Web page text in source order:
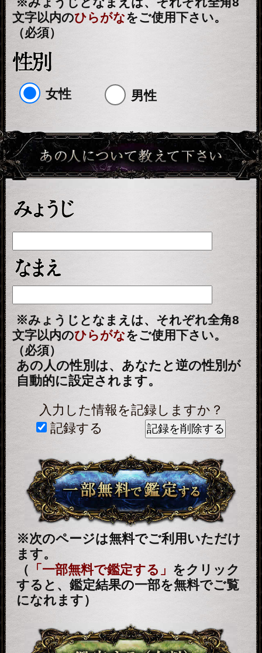
※ご購入時に会員IDでログイン済みの
場合に、会員価格が適用されます。
占う前に内容のご確認をお願いしま
ご購入いただくと、サービス・コンテ
ンツの利用料金が発生します。
■一部無料で結果を見る場合■
「一部無料で鑑定する」をクリックす
■最初から有料で結果を見る場合■
「鑑定する（有料）」をクリックする
と、最初から鑑定結果のすべてをご覧
になれます。
テレシスネットワーク株式会社は、
ご入力いただいた情報を、占いサー
ビスを提供するためにのみ使用し、
の際は、当社「個人情報保護方針
（外部サイト）」に同意の上、必要
事項をご入力ください。
動作環境
この占い番組は、次の環境でご利用
ください。
＜OS＞
Android 5.0以降
iOS 10.0以降
OSに標準搭載されているブラウ
ザ。
※JavaScriptの設定をオンにしてご
利用ください。
トップページに戻る
新着リリースコンテンツ
インスピレーション｜運命好転/悲
願叶/瞬間霊察で全看破◆嬉野つば
2026年8月6月追加